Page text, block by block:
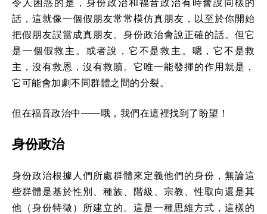
話，這就像一個假朋友常常模仿真朋友，以至於你開始
把假朋友誤當成真朋友。身份政治會說正確的話。但它
是一個假救主。或者說，它不是救主。嗯，它不是救
主，沒有救恩，沒有救贖。它唯一能發揮的作用就是，
它可能會加劇不同群體之間的分裂。
但在福音政治中——哦，我們在這裡找到了盼望！
身份政治
身份政治根據人們所處群體來定義他們的身份，無論這
些群體是基於性別、種族、階級、宗教、性取向還是其
他（身份特徵）所建立的。這是一種思維方式，這樣的